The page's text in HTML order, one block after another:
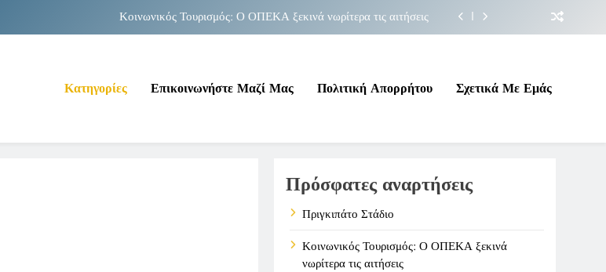
Κοινωνικός Τουρισμός: Ο ΟΠΕΚΑ ξεκινά νωρίτερα τις αιτήσεις
Νέα Κρήτη: Σαρακήνικο και η φράση «Κρήτη ΟΦΗ»
Κοινωνικός Τουρισμός: Ο ΟΠΕΚΑ ξεκινά νωρίτερα τις αιτήσεις
Μπέσσυ αργυράκη
Νέα Κρήτη: Σαρακήνικο και η φράση «Κρήτη ΟΦΗ»
Κατηγορίες Επικοινωνήστε Μαζί Μας Πολιτική Απορρήτου Σχετικά Με Εμάς
Πρόσφατες αναρτήσεις
Πριγκιπάτο Στάδιο
Κοινωνικός Τουρισμός: Ο ΟΠΕΚΑ ξεκινά
νωρίτερα τις αιτήσεις